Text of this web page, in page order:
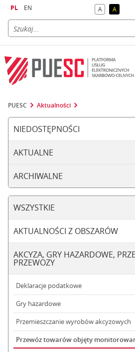
PL EN Akontrast
A
PUESC Aktualności
NIEDOSTĘPNOŚCI
AKTUALNE
ARCHIWALNE
WSZYSTKIE
AKTUALNOŚCI Z OBSZARÓW
AKCYZA, GRY HAZARDOWE,
PRZEWOZY
Deklaracje podatkowe
Gry hazardowe
Przemieszczanie wyrobów akcyzowych
Przewóz towarów objęty